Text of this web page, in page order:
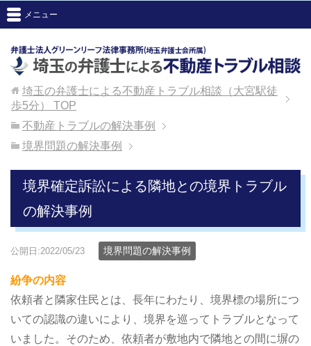
メニュー
埼玉の弁護士による不動産トラブル相談（大宮駅徒
歩5分）
TOP
不動産トラブルの解決事例
境界問題の解決事例
境界確定訴訟による隣地との境界トラブル
の解決事例
公開日:2022/05/23 境界問題の解決事例
紛争の内容
依頼者と隣家住民とは、長年にわたり、境界標の場所につ
いての認識の違いにより、境界を巡ってトラブルとなって
いました。そのため、依頼者が敷地内で隣地との間に塀の